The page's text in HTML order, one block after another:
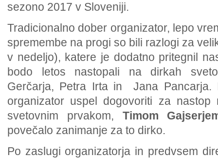
sezono 2017 v Sloveniji.
Tradicionalno dober organizator, lepo
spremembe na progi so bili razlogi za
v nedeljo), katere je dodatno pritegnil
bodo letos nastopali na dirkah
Gerčarja, Petra Irta in Jana
organizator uspel dogovoriti za
svetovnim prvakom, Timom
povečalo zanimanje za to dirko.
Po zaslugi organizatorja in predvsem